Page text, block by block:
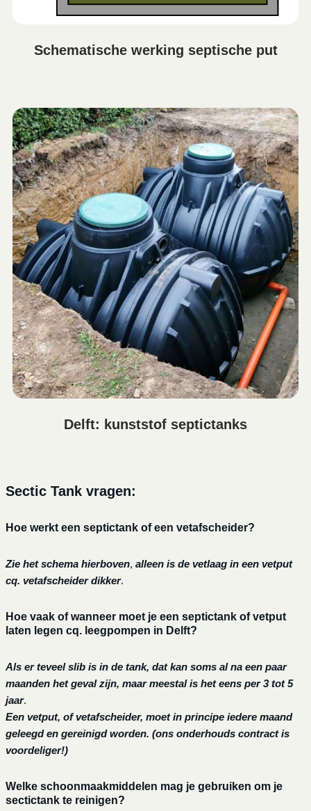
Schematische werking septische put
Delft: kunststof septictanks
Sectic Tank vragen:
Hoe werkt een septictank of een vetafscheider?
Zie het schema hierboven, alleen is de vetlaag in een vetput
cq. vetafscheider dikker.
Hoe vaak of wanneer moet je een septictank of vetput
laten legen cq. leegpompen in Delft?
Als er teveel slib is in de tank, dat kan soms al na een paar
maanden het geval zijn, maar meestal is het eens per 3 tot 5
jaar.
Een vetput, of vetafscheider, moet in principe iedere maand
geleegd en gereinigd worden. (ons onderhouds contract is
voordeliger!)
Welke schoonmaakmiddelen mag je gebruiken om je
sectictank te reinigen?